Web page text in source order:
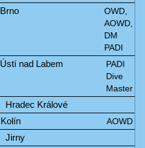
Brno
OWD,
AOWD,
DM
PADI
Ústí nad Labem
PADI
Dive
Master
Hradec Králové
Kolín AOWD
Jirny